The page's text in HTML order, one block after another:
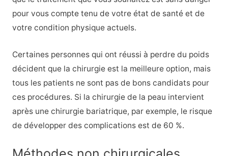
pour vous compte tenu de votre état de santé et de
votre condition physique actuels.
Certaines personnes qui ont réussi à perdre du poids
décident que la chirurgie est la meilleure option, mais
tous les patients ne sont pas de bons candidats pour
ces procédures. Si la chirurgie de la peau intervient
après une chirurgie bariatrique, par exemple, le risque
de développer des complications est de 60 %.